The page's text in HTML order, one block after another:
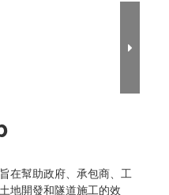
在幫助政府、承包商、工
地開發和隧道施工的效